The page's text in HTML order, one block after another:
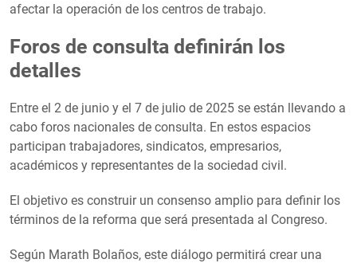
afectar la operación de los centros de trabajo.
Foros de consulta definirán los
detalles
Entre el 2 de junio y el 7 de julio de 2025 se están llevando a
cabo foros nacionales de consulta. En estos espacios
participan trabajadores, sindicatos, empresarios,
académicos y representantes de la sociedad civil.
El objetivo es construir un consenso amplio para definir los
términos de la reforma que será presentada al Congreso.
Según Marath Bolaños, este diálogo permitirá crear una